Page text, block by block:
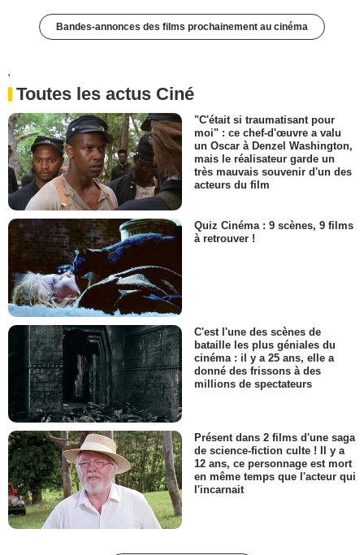
Bandes-annonces des films prochainement au cinéma
'
Toutes les actus Ciné
"C'était si traumatisant pour
moi" : ce chef-d'œuvre a valu
un Oscar à Denzel Washington,
mais le réalisateur garde un
très mauvais souvenir d'un des
acteurs du film
Quiz Cinéma : 9 scènes, 9 films
à retrouver !
C'est l'une des scènes de
bataille les plus géniales du
cinéma : il y a 25 ans, elle a
donné des frissons à des
millions de spectateurs
Présent dans 2 films d'une saga
de science-fiction culte ! Il y a
12 ans, ce personnage est mort
en même temps que l'acteur qui
l'incarnait